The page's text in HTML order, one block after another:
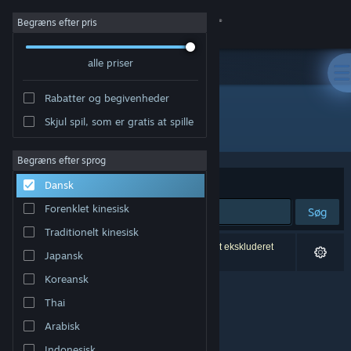
Log på
Om
Support
Skift sprog
Hent Steam-mobilappen
Vis desktop-webside
Begræns efter pris
alle priser
Rabatter og begivenheder
Skjul spil, som er gratis at spille
Begræns efter sprog
Dansk
Forenklet kinesisk
Traditionelt kinesisk
Japansk
Koreansk
Thai
Arabisk
Udgiver: 夢幻泡影リョウショウカカン
Sorter efter Relevans
Søg
0 resultater matcher din søgning. 3 titler er blevet ekskluderet
baseret på dine præferencer.